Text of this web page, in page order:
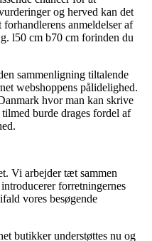
og herved kan det
anmeldelser af
l50 cm b70 cm forinden du
sammenligning tiltalende
webshoppens pålidelighed.
hvor man kan skrive
burde drages fordel af
Vi arbejder tæt sammen
forretningernes
vores besøgende
butikker understøttes nu og